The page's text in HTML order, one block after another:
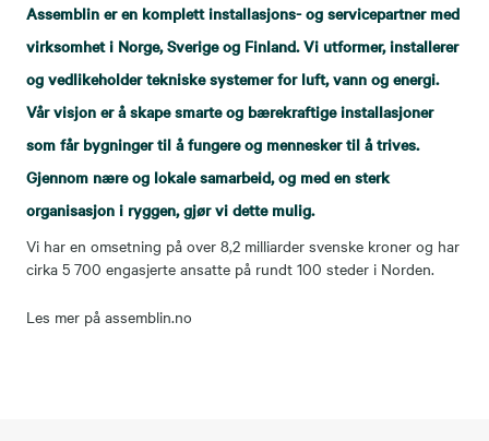
Assemblin er en komplett installasjons- og servicepartner med
virksomhet i Norge, Sverige og Finland. Vi utformer, installerer
og vedlikeholder tekniske systemer for luft, vann og energi.
Vår visjon er å skape smarte og bærekraftige installasjoner
som får bygninger til å fungere og mennesker til å trives.
Gjennom nære og lokale samarbeid, og med en sterk
organisasjon i ryggen, gjør vi dette mulig.
Vi har en omsetning på over 8,2 milliarder svenske kroner og har
cirka 5 700 engasjerte ansatte på rundt 100 steder i Norden.
Les mer på assemblin.no